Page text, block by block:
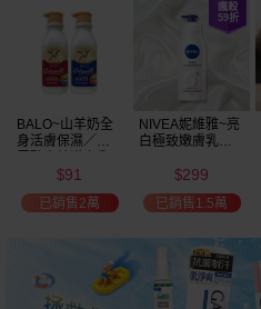
木質莊園~身體乳
(500ml) 款式可選
$129
已銷售521
Vaseline 凡士林~
身體乳液(600ml)
保濕鎖水／全方
位保濕鎖水／可
可油／薰衣草／
+E 款式可選
$159
已銷售10.7萬